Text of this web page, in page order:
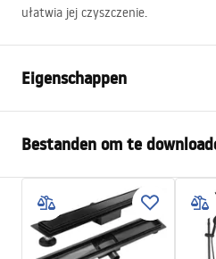
ułatwia jej czyszczenie.
Eigenschappen
Kleur
Type cabine
De kleur van het glas
De manier van openen
Bestanden om te
shower manual
shower manual.pdf